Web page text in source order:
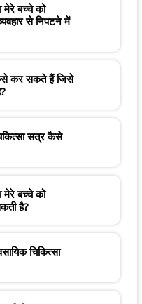
मेरे बच्चे को
से निपटने में
कर सकते हैं जिसे
सत्र कैसे
मेरे बच्चे को
है?
चिकित्सा